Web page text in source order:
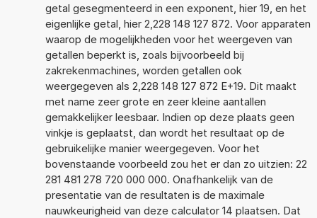
getal gesegmenteerd in een exponent, hier 19, en het
eigenlijke getal, hier 2,228 148 127 872. Voor apparaten
waarop de mogelijkheden voor het weergeven van
getallen beperkt is, zoals bijvoorbeeld bij
zakrekenmachines, worden getallen ook
weergegeven als 2,228 148 127 872 E+19. Dit maakt
met name zeer grote en zeer kleine aantallen
gemakkelijker leesbaar. Indien op deze plaats geen
vinkje is geplaatst, dan wordt het resultaat op de
gebruikelijke manier weergegeven. Voor het
bovenstaande voorbeeld zou het er dan zo uitzien: 22
281 481 278 720 000 000. Onafhankelijk van de
presentatie van de resultaten is de maximale
nauwkeurigheid van deze calculator 14 plaatsen. Dat